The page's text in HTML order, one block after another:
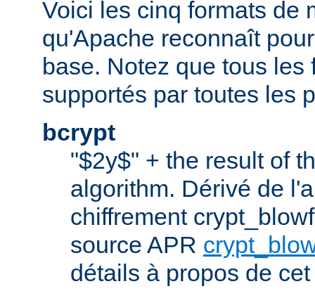
Voici les cinq formats de
qu'Apache reconnaît
base. Notez que tous les
supportés par toutes les
bcrypt
"$2y$" + the result of
algorithm. Dérivé de
chiffrement
source APR
détails à propos de